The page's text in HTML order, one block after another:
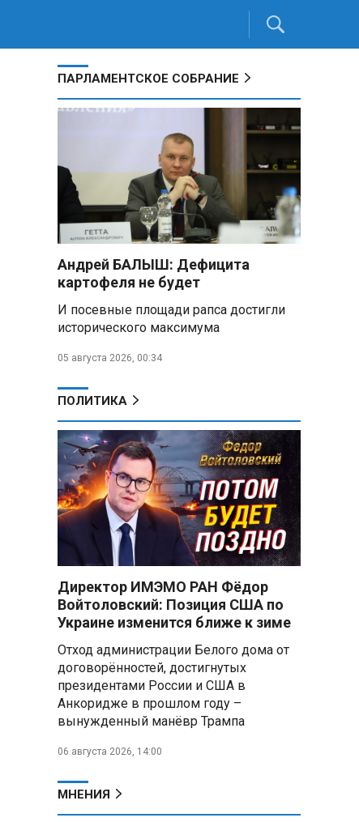
ПАРЛАМЕНТСКОЕ СОБРАНИЕ
Андрей БАЛЫШ: Дефицита
картофеля не будет
И посевные площади рапса достигли
исторического максимума
05 августа 2026, 00:34
ПОЛИТИКА
Директор ИМЭМО РАН Фёдор
Войтоловский: Позиция США по
Украине изменится ближе к зиме
Отход администрации Белого дома от
договорённостей, достигнутых
президентами России и США в
Анкоридже в прошлом году –
вынужденный манёвр Трампа
06 августа 2026, 14:00
МНЕНИЯ